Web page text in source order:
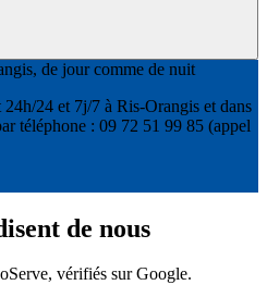
de jour comme de nuit
24 et 7j/7 à Ris-Orangis et dans
téléphone : 09 72 51 99 85 (appel
de nous
vérifiés sur Google.